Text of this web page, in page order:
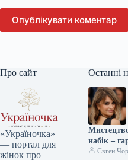
Опублікувати коментар
Про сайт
«Україночка»
— портал для
жінок про
Останні
набік –
надихає
Євген